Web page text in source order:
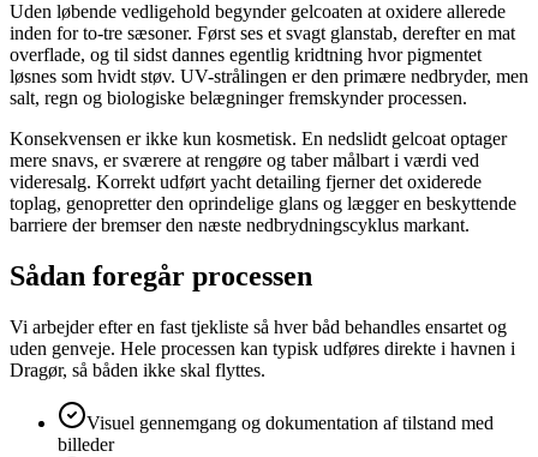
Uden løbende vedligehold begynder gelcoaten at oxidere allerede
inden for to-tre sæsoner. Først ses et svagt glanstab, derefter en mat
overflade, og til sidst dannes egentlig kridtning hvor pigmentet
løsnes som hvidt støv. UV-strålingen er den primære nedbryder, men
salt, regn og biologiske belægninger fremskynder processen.
Konsekvensen er ikke kun kosmetisk. En nedslidt gelcoat optager
mere snavs, er sværere at rengøre og taber målbart i værdi ved
videresalg. Korrekt udført yacht detailing fjerner det oxiderede
toplag, genopretter den oprindelige glans og lægger en beskyttende
barriere der bremser den næste nedbrydningscyklus markant.
Sådan foregår processen
Vi arbejder efter en fast tjekliste så hver båd behandles ensartet og
uden genveje. Hele processen kan typisk udføres direkte i havnen i
Dragør, så båden ikke skal flyttes.
Visuel gennemgang og dokumentation af tilstand med
billeder